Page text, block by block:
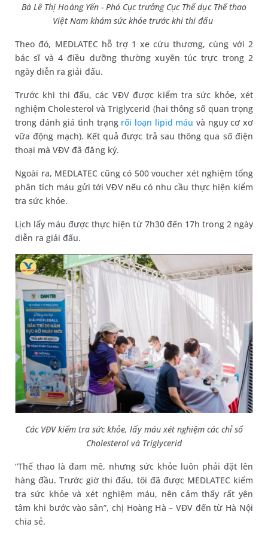
Bà Lê Thị Hoàng Yến - Phó Cục trưởng Cục Thể dục Thể thao
Việt Nam khám sức khỏe trước khi thi đấu
Theo đó, MEDLATEC hỗ trợ 1 xe cứu thương, cùng với 2
bác sĩ và 4 điều dưỡng thường xuyên túc trực trong 2
ngày diễn ra giải đấu.
Trước khi thi đấu, các VĐV được kiểm tra sức khỏe, xét
nghiệm Cholesterol và Triglycerid (hai thông số quan trọng
trong đánh giá tình trạng rối loạn lipid máu và nguy cơ xơ
vữa động mạch). Kết quả được trả sau thông qua số điện
thoại mà VĐV đã đăng ký.
Ngoài ra, MEDLATEC cũng có 500 voucher xét nghiệm tổng
phân tích máu gửi tới VĐV nếu có nhu cầu thực hiện kiểm
tra sức khỏe.
Lịch lấy máu được thực hiện từ 7h30 đến 17h trong 2 ngày
diễn ra giải đấu.
Các VĐV kiểm tra sức khỏe, lấy máu xét nghiệm các chỉ số
Cholesterol và Triglycerid
“Thể thao là đam mê, nhưng sức khỏe luôn phải đặt lên
hàng đầu. Trước giờ thi đấu, tôi đã được MEDLATEC kiểm
tra sức khỏe và xét nghiệm máu, nên cảm thấy rất yên
tâm khi bước vào sân”, chị Hoàng Hà – VĐV đến từ Hà Nội
chia sẻ.